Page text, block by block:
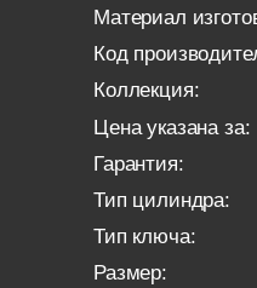
Материал
Код
Коллекция:
Цена указана за:
Гарантия:
Тип цилиндра:
Тип ключа:
Размер: